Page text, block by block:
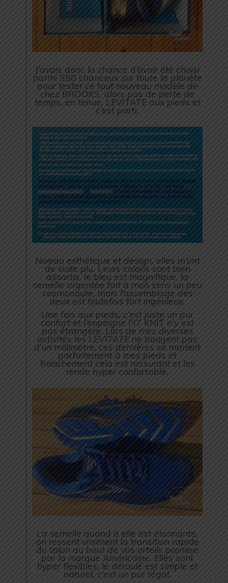
J’avais donc la chance d’avoir été choisi
parmi 550 chanceux sur toute la planète
pour tester ce tout nouveau modèle de
chez BROOKS, alors pas de perte de
temps, en tenue, LEVITATE aux pieds et
c’est parti.
Niveau esthétique et design, elles m’ont
de suite plu. Leurs coloris sont bien
assortis, le bleu est magnifique, la
semelle argentée fait à mon sens un peu
cosmonaute, mais l’assemblage des
deux est toutefois fort ingénieux.
Une fois aux pieds, c’est juste un pur
confort et l’enpeigne FIT KNIT n’y est
pas étrangère. Lors de mes diverses
activités les LEVITATE ne bougent pas
d’un millimètre, ces dernières se marient
parfaitement à mes pieds et
franchement cela est rassurant et les
rende hyper confortable.
La semelle quand à elle est étonnante,
on ressent vraiment la transition rapide
du talon au bout de vos orteils promise
par la marque Américaine. Elles sont
hyper flexibles, le déroulé est simple et
naturel, c’est un pur régal.